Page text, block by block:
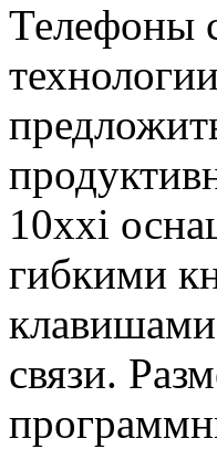
Телефоны
10xxi
гибкими
связи.